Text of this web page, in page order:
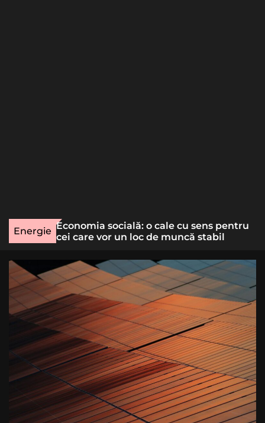
Energie
rară
Economia socială: o cale cu sens pentru
cei care vor un loc de muncă stabil